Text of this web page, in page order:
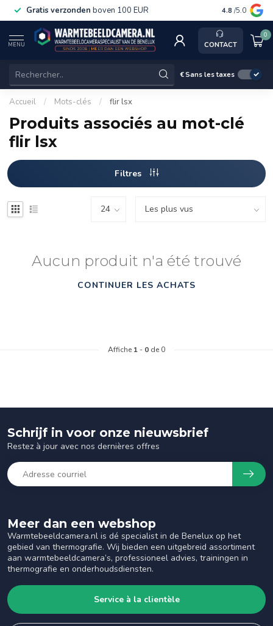
Gratis verzonden boven 100 EUR Service,
4.8 /5.0
MENU CONTACT
0
€Sans les taxes
Accueil / Mots-clés / flir lsx
Produits associés au mot-clé
flir lsx
Filtres
Aucun produit n'a été trouvé
CONTINUER LES ACHATS
Affiche 1 - 0 de 0
Meer dan een webshop
Warmtebeeldcamera.nl is dé specialist in de Benelux op het
gebied van thermografie. Wij bieden een uitgebreid assortiment
aan warmtebeeldcamera’s, professioneel advies, trainingen in
thermografie en onderhoudsdiensten.
Service à la clientèle
Schrijf in voor onze nieuwsbrief
Restez à jour avec nos dernières offres